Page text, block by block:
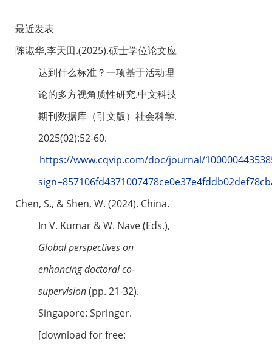
最近发表
陈淑华,李天田.(2025).硕士学位论文应
达到什么标准？一项基于活动理
论的多方视角质性研究.中文科技
期刊数据库（引文版）社会科学.
2025(02):52-60.
https://www.cqvip.com/doc/journal/
Chen, S., & Shen, W. (2024). China.
In V. Kumar & W. Nave (Eds.),
Global perspectives on
enhancing doctoral co-
supervision(pp. 21-32).
Singapore: Springer.
[download for free: